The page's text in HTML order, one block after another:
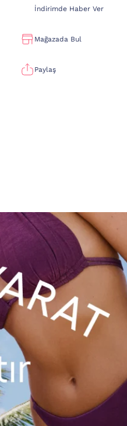
İndirimde Haber Ver
Mağazada Bul
Paylaş